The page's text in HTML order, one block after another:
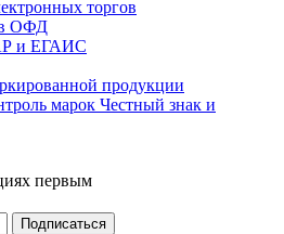
торгов
в ОФД
и ЕГАИС
продукции
марок Честный знак и
первым